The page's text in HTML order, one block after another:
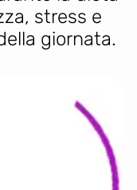
stress e
giornata.